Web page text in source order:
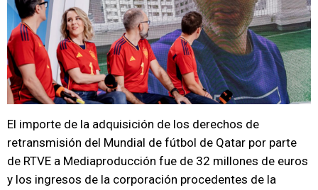
El importe de la adquisición de los derechos de
retransmisión del Mundial de fútbol de Qatar por parte
de RTVE a Mediaproducción fue de 32 millones de euros
y los ingresos de la corporación procedentes de la